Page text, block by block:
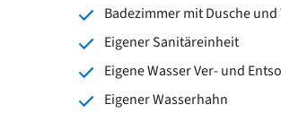
Badezimmer mit Dusche
Eigener Sanitäreinheit
Eigene Wasser Ver- und
Eigener Wasserhahn